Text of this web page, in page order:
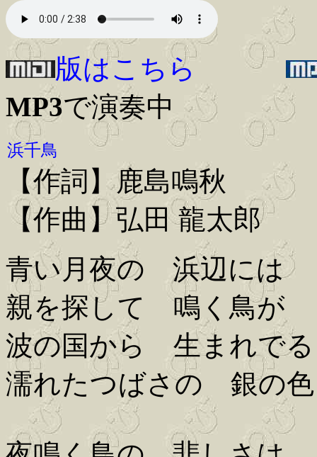
版はこちら
MP3で演奏中
浜千鳥
【作詞】鹿島鳴秋
【作曲】弘田 龍太郎
青い月夜の 浜辺には
親を探して 鳴く鳥が
波の国から 生まれでる
濡れたつばさの 銀の色